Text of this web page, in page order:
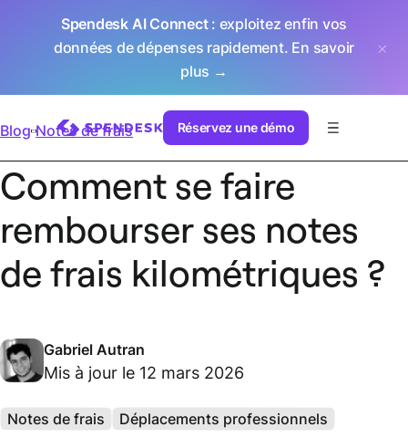
Spendesk AI Connect: exploitez enfin vos
données de dépenses rapidement. En savoir
plus →
Réservez une démo
Blog Notes de frais
Comment se faire
rembourser ses notes
de frais kilométriques ?
Gabriel Autran
Mis à jour le 12 mars 2026
Notes de frais Déplacements professionnels